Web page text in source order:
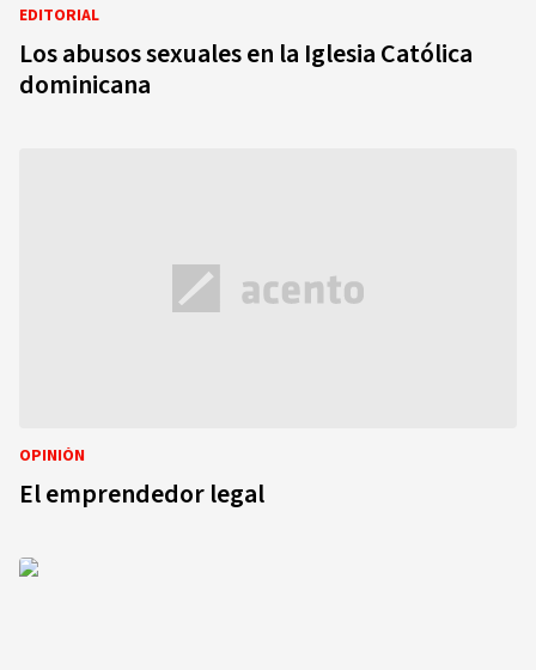
EDITORIAL
Los abusos sexuales en la Iglesia Católica
dominicana
OPINIÓN
El emprendedor legal